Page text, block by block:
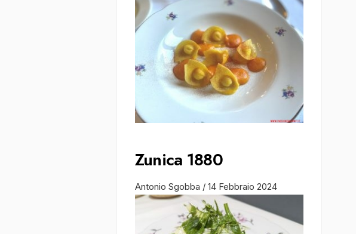
Zunica 1880
Antonio Sgobba / 14 Febbraio 2024